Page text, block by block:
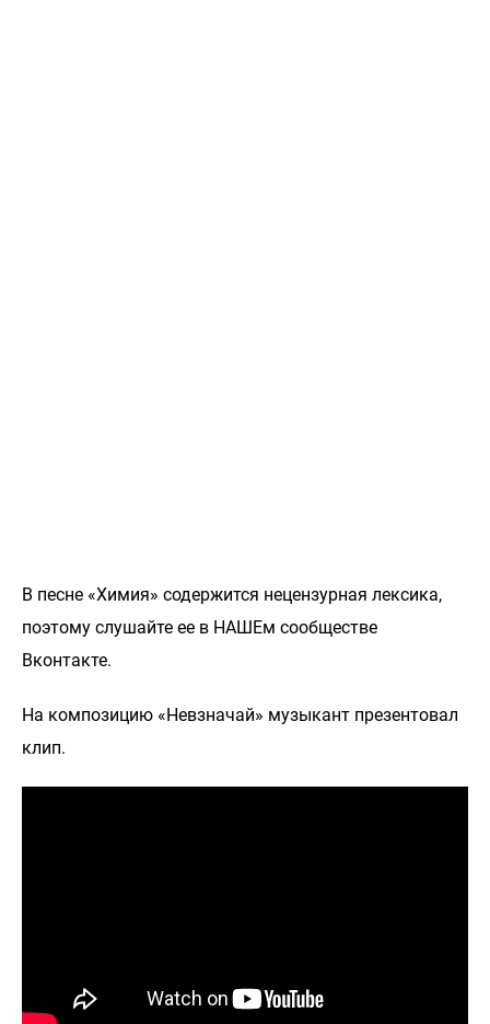
В песне «Химия» содержится нецензурная лексика,
поэтому слушайте ее в НАШЕм сообществе
Вконтакте.
На композицию «Невзначай» музыкант презентовал
клип.